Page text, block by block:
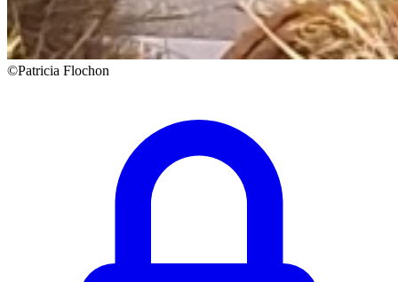
©Patricia Flochon